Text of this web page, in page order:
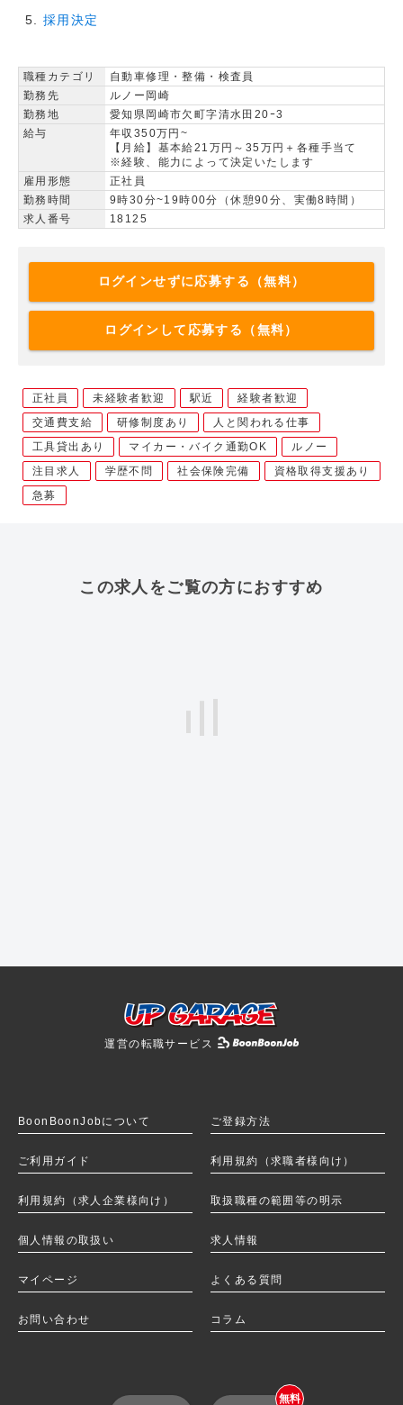
採用決定
職種カテゴリ
自動車修理・整備・検査員
勤務先
ルノー岡崎
勤務地
愛知県岡崎市欠町字清水田20ｰ3
給与
年収350万円~
【月給】基本給21万円～35万円＋各種手当て
※経験、能力によって決定いたします
雇用形態
正社員
勤務時間
9時30分~19時00分（休憩90分、実働8時間）
求人番号
18125
ログインせずに応募する（無料）
ログインして応募する（無料）
正社員 未経験者歓迎 駅近
経験者歓迎
交通費支給
研修制度あり
人と関われる仕事
工具貸出あり
マイカー・バイク通勤OK
ルノー
注目求人
学歴不問 社会保険完備
資格取得支援あり
急募
この求人をご覧の方におすすめ
運営の転職サービス
BoonBoonJobについて ご登録方法
ご利用ガイド 利用規約（求職者様向け）
利用規約（求人企業様向け） 取扱職種の範囲等の明示
個人情報の取扱い 求人情報
マイページ よくある質問
お問い合わせ コラム
無料